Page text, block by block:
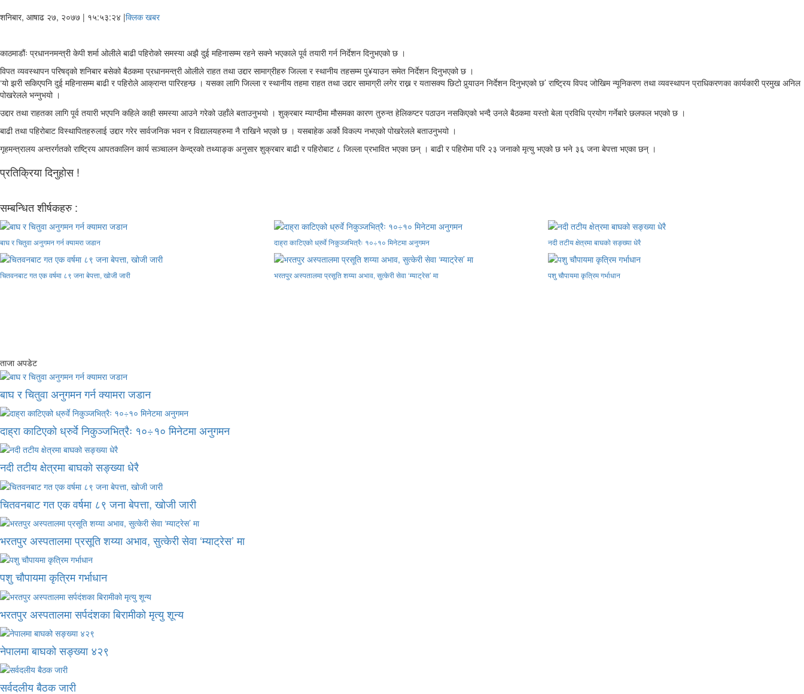
शनिबार, आषाढ २७, २०७७ | १५:५३:२४ |क्लिक खबर
काठमाडौंः प्रधाननमन्त्री केपी शर्मा ओलीले बाढी पहिरोको समस्या अझै दुई महिनासम्म रहने सक्ने भएकाले पूर्व तयारी गर्न निर्देशन दिनुभएको छ ।
विपत व्यवस्थापन परिषद्को शनिबार बसेको बैठकमा प्रधानमन्त्री ओलीले राहत तथा उद्दार सामाग्रीहरु जिल्ला र स्थानीय तहसम्म पु¥याउन समेत निर्देशन दिनुभएको छ ।
‘यो झरी सकिएपनि दुई महिनासम्म बाढी र पहिरोले आक्रान्त पारिरहन्छ । यसका लागि जिल्ला र स्थानीय तहमा राहत तथा उद्दार सामाग्री लगेर राख्न र यतासक्य छिटो पुर्‍याउन निर्देशन दिनुभएको छ’ राष्ट्रिय विपद जोखिम न्यूनिकरण तथा व्यवस्थापन प्राधिकरणका कार्यकारी प्रमुख अनिल
पोखरेलले भन्नुभयो ।
उद्दार तथा राहतका लागि पूर्व तयारी भएपनि कहिले काही समस्या आउने गरेको उहाँले बताउनुभयो । शुक्रबार म्याग्दीमा मौसमका कारण तुरुन्त हेलिकप्टर पठाउन नसकिएको भन्दै उनले बैठकमा यस्तो बेला प्रविधि प्रयोग गर्नेबारे छलफल भएको छ ।
बाढी तथा पहिरोबाट विस्थापितहरुलाई उद्दार गरेर सार्वजनिक भवन र विद्यालयहरुमा नै राखिने भएको छ । यसबाहेक अर्को विकल्प नभएको पोखरेलले बताउनुभयो ।
गृहमन्त्रालय अन्तरर्गतको राष्ट्रिय आपतकालिन कार्य सञ्चालन केन्द्रको तथ्याङ्क अनुसार शुक्रबार बाढी र पहिरोबाट ८ जिल्ला प्रभावित भएका छन् । बाढी र पहिरोमा परि २३ जनाको मृत्यु भएको छ भने ३६ जना बेपत्ता भएका छन् ।
प्रतिक्रिया दिनुहोस !
सम्बन्धित शीर्षकहरु :
बाघ र चितुवा अनुगमन गर्न क्यामरा जडान दाह्रा काटिएको ध्रुर्वे निकुञ्जभित्रैः १०÷१० मिनेटमा अनुगमन नदी तटीय क्षेत्रमा बाघको सङ्ख्या धेरै
चितवनबाट गत एक वर्षमा ८९ जना बेपत्ता, खोजी जारी भरतपुर अस्पतालमा प्रसूति शय्या अभाव, सुत्केरी सेवा ‘म्याट्रेस’ मा पशु चौपायमा कृत्रिम गर्भाधान
ताजा अपडेट
बाघ र चितुवा अनुगमन गर्न क्यामरा जडान
दाह्रा काटिएको ध्रुर्वे निकुञ्जभित्रैः १०÷१० मिनेटमा अनुगमन
नदी तटीय क्षेत्रमा बाघको सङ्ख्या धेरै
चितवनबाट गत एक वर्षमा ८९ जना बेपत्ता, खोजी जारी
भरतपुर अस्पतालमा प्रसूति शय्या अभाव, सुत्केरी सेवा ‘म्याट्रेस’ मा
पशु चौपायमा कृत्रिम गर्भाधान
भरतपुर अस्पतालमा सर्पदंशका बिरामीको मृत्यु शून्य
नेपालमा बाघको सङ्ख्या ४२९
सर्वदलीय बैठक जारी